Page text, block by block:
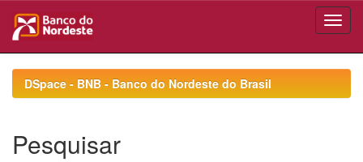
navigationDSpace - BNB - Banco do Nordeste do Brasil
Pesquisar